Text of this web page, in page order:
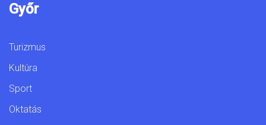
Győr
Turizmus
Kultúra
Sport
Oktatás